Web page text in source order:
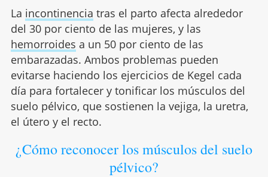
La incontinencia tras el parto afecta alrededor
del 30 por ciento de las mujeres, y las
hemorroides a un 50 por ciento de las
embarazadas. Ambos problemas pueden
evitarse haciendo los ejercicios de Kegel cada
día para fortalecer y tonificar los músculos del
suelo pélvico, que sostienen la vejiga, la uretra,
el útero y el recto.
¿Cómo reconocer los músculos del suelo
pélvico?